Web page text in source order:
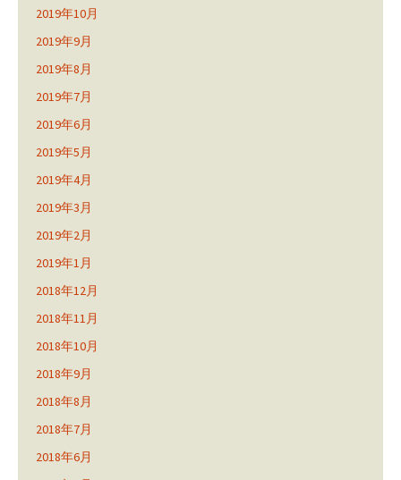
2019年10月
2019年9月
2019年8月
2019年7月
2019年6月
2019年5月
2019年4月
2019年3月
2019年2月
2019年1月
2018年12月
2018年11月
2018年10月
2018年9月
2018年8月
2018年7月
2018年6月